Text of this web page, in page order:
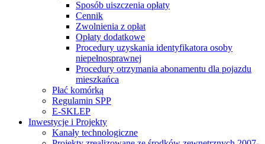
Sposób uiszczenia opłaty
Cennik
Zwolnienia z opłat
Opłaty dodatkowe
Procedury uzyskania identyfikatora osoby
niepełnosprawnej
Procedury otrzymania abonamentu dla pojazdu
mieszkańca
Płać komórką
Regulamin SPP
E-SKLEP
Inwestycje i Projekty
Kanały technologiczne